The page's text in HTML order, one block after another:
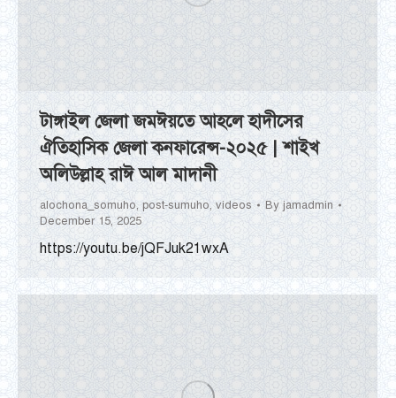
টাঙ্গাইল জেলা জমঈয়তে আহলে হাদীসের
ঐতিহাসিক জেলা কনফারেন্স-২০২৫ | শাইখ
অলিউল্লাহ রাঈ আল মাদানী
alochona_somuho, post-sumuho, videos By jamadmin
December 15, 2025
https://youtu.be/jQFJuk21wxA